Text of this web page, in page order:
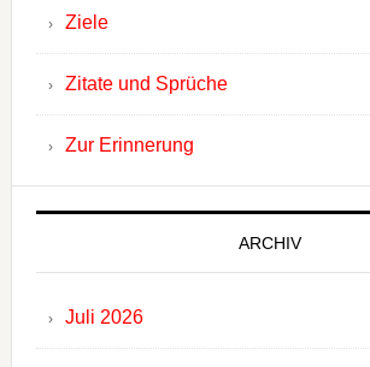
Ziele
Zitate und Sprüche
Zur Erinnerung
ARCHIV
Juli 2026